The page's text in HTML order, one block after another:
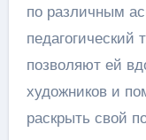
по различным
позволяют ей
художников и
раскрыть свой